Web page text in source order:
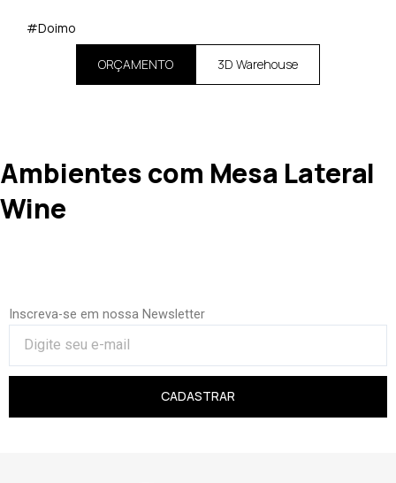
#Doimo
ORÇAMENTO 3D Warehouse
Ambientes com Mesa Lateral
Wine
Inscreva-se em nossa Newsletter
CADASTRAR